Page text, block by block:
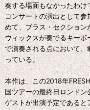
奏する場面もなかったわ
コンサートの演出として
めて、ブラス・セクショ
ウィックスが奏でるキー
で演奏される点において
っている。
本作は、この2018年
国ツアーの最終日ロンド
ゲストが出演予定である